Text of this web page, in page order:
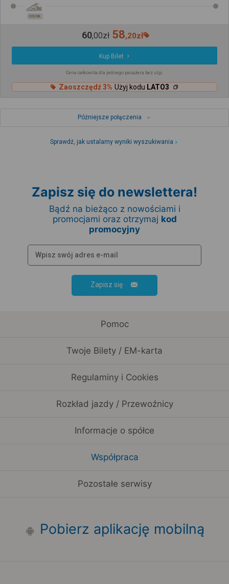
OSOB.
60,00zł 58,20zł
Kup Bilet
Cena całkowita dla jednego pasażera bez ulgi
Zaoszczędź 3% Użyj kodu LATO3
Późniejsze połączenia
Sprawdź, jak ustalamy wyniki wyszukiwania
Zapisz się do newslettera!
Bądź na bieżąco z nowościami i
promocjami oraz otrzymaj kod
promocyjny
Zapisz się
Pomoc
Twoje Bilety / EM-karta
Regulaminy i Cookies
Rozkład jazdy / Przewoźnicy
Informacje o spółce
Współpraca
Pozostałe serwisy
Pobierz aplikację mobilną